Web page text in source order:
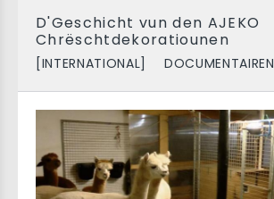
D'Geschicht vun den AJEKO
Chrëschtdekoratiounen
[INTERNATIONAL] DOCUMENTAIREN